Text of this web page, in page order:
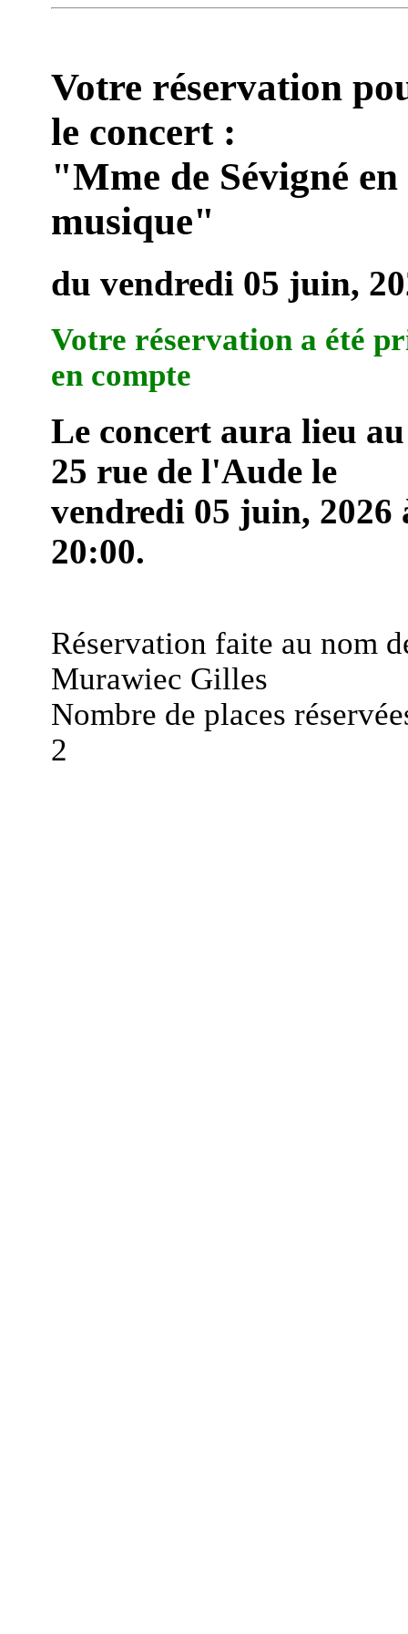
Votre réservation
le concert :
"Mme de Sévigné en
musique"
du vendredi 05 juin,
Votre réservation a été
en compte
Le concert aura lieu au
25 rue de l'Aude le
vendredi 05 juin, 2026
20:00.
Réservation faite au nom
Murawiec Gilles
Nombre de places
2